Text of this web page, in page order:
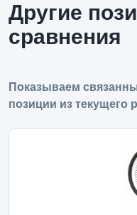
Другие
сравнения
Показываем
позиции из текущего